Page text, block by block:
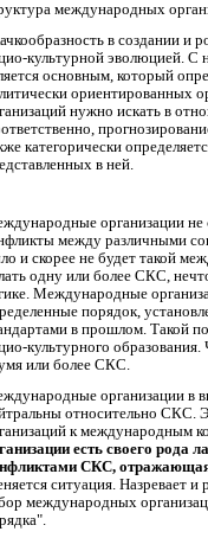
международных
в создании и
культурной эволюцией. С
основным, который
ориентированных
нужно искать в
категорически
в ней.
организации
между различными
и скорее не будет такой
одну или более СКС,
Международные
порядок,
в прошлом. Такой
культурного
или более СКС.
организации в
относительно СКС.
к международным
есть своего
СКС,
ситуация. Назревает и
международных